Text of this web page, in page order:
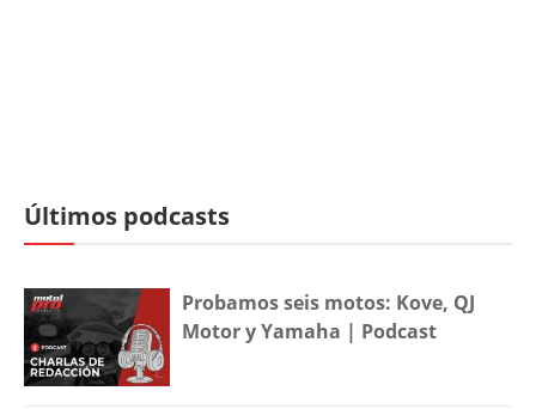
Últimos podcasts
Probamos seis motos: Kove, QJ
Motor y Yamaha | Podcast